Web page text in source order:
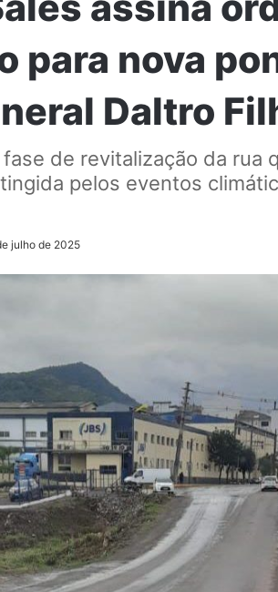
para nova
Daltro
de revitalização da rua
pelos eventos
julho de 2025